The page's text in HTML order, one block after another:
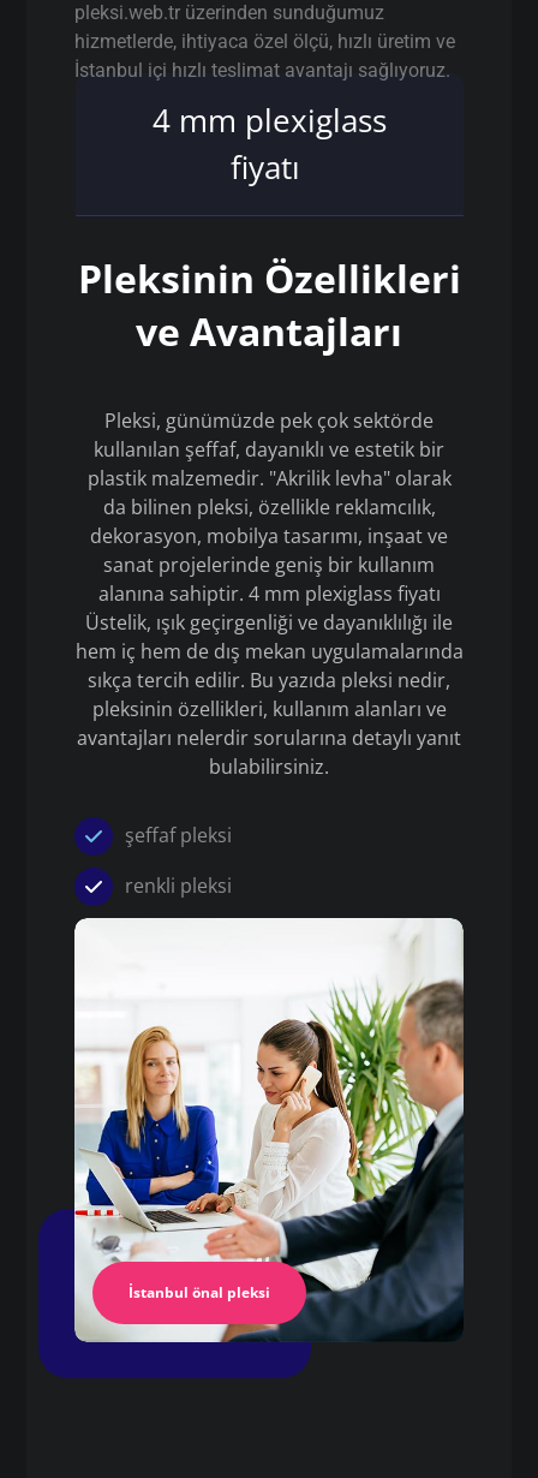
pleksi.web.tr üzerinden sunduğumuz
hizmetlerde, ihtiyaca özel ölçü, hızlı üretim ve
İstanbul içi hızlı teslimat avantajı sağlıyoruz.
İstanbul önal pleksi
4 mm plexiglass
fiyatı
Pleksinin Özellikleri
ve Avantajları
Pleksi, günümüzde pek çok sektörde
kullanılan şeffaf, dayanıklı ve estetik bir
plastik malzemedir. "Akrilik levha" olarak
da bilinen pleksi, özellikle reklamcılık,
dekorasyon, mobilya tasarımı, inşaat ve
sanat projelerinde geniş bir kullanım
alanına sahiptir. 4 mm plexiglass fiyatı
Üstelik, ışık geçirgenliği ve dayanıklılığı ile
hem iç hem de dış mekan uygulamalarında
sıkça tercih edilir. Bu yazıda pleksi nedir,
pleksinin özellikleri, kullanım alanları ve
avantajları nelerdir sorularına detaylı yanıt
bulabilirsiniz.
şeffaf pleksi
renkli pleksi
Pleksi Masa
İstanbul Pleksi